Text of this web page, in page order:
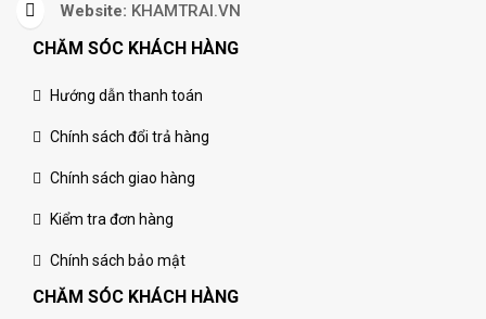
Website: KHAMTRAI.VN
CHĂM SÓC KHÁCH HÀNG
Hướng dẫn thanh toán
Chính sách đổi trả hàng
Chính sách giao hàng
Kiểm tra đơn hàng
Chính sách bảo mật
CHĂM SÓC KHÁCH HÀNG